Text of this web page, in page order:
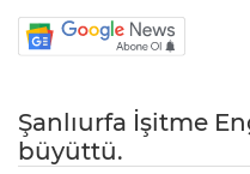
Şanlıurfa İşitme
büyüttü.